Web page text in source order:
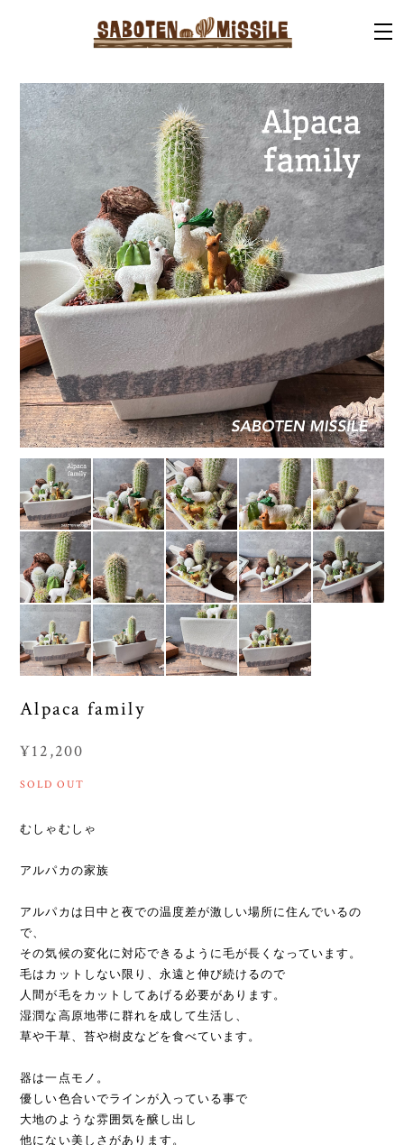
Alpaca family
¥12,200
SOLD OUT
むしゃむしゃ
アルパカの家族
アルパカは日中と夜での温度差が激しい場所に住んでいるの
で、
その気候の変化に対応できるように毛が長くなっています。
毛はカットしない限り、永遠と伸び続けるので
人間が毛をカットしてあげる必要があります。
湿潤な高原地帯に群れを成して生活し、
草や干草、苔や樹皮などを食べています。
器は一点モノ。
優しい色合いでラインが入っている事で
大地のような雰囲気を醸し出し
他にない美しさがあります。